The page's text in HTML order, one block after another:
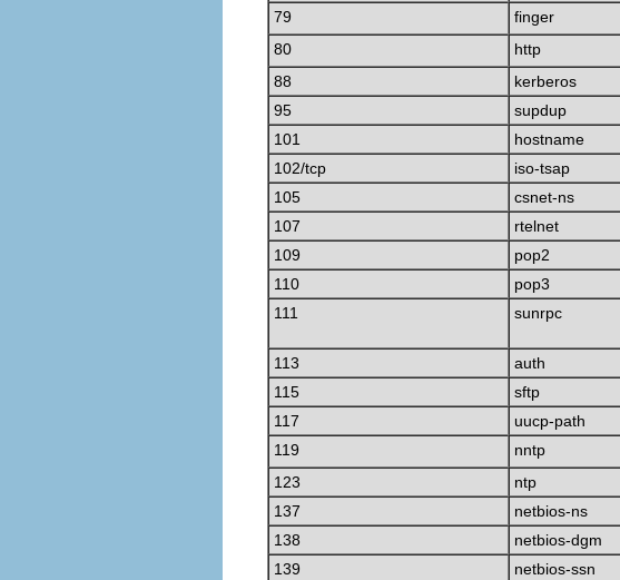
79
finger
80
http
88
kerberos
95
supdup
101
hostname
102/tcp
iso-tsap
105
csnet-ns
107
rtelnet
109
pop2
110
pop3
111
sunrpc
113
auth
115
sftp
117
uucp-path
119
nntp
123
ntp
137
netbios-ns
138
netbios-dgm
139
netbios-ssn